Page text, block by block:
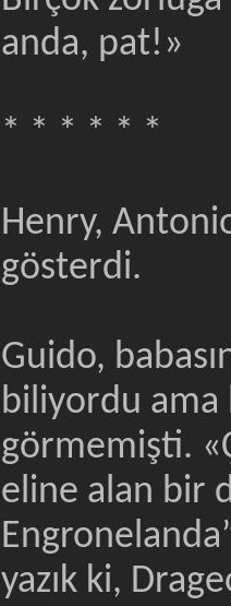
anda, pat!»
* * * * * *
Henry,
gösterdi.
Guido,
biliyordu
görmemişti.
eline alan bir
yazık ki,